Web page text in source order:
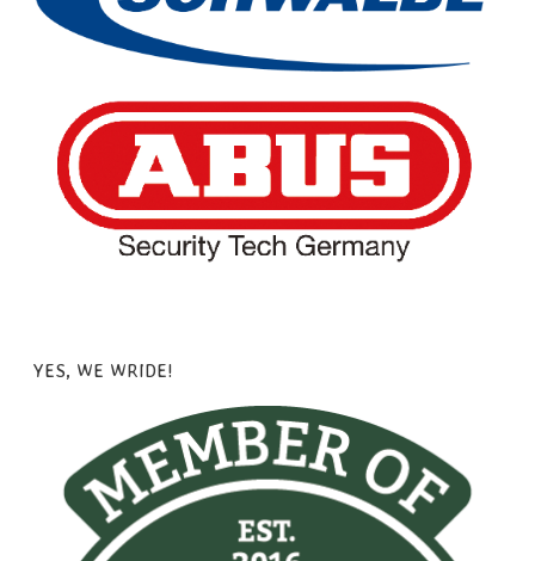
YES, WE WRIDE!